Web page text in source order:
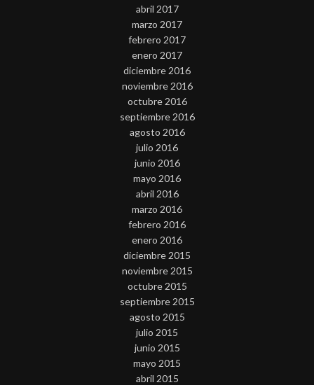
abril 2017
marzo 2017
febrero 2017
enero 2017
diciembre 2016
noviembre 2016
octubre 2016
septiembre 2016
agosto 2016
julio 2016
junio 2016
mayo 2016
abril 2016
marzo 2016
febrero 2016
enero 2016
diciembre 2015
noviembre 2015
octubre 2015
septiembre 2015
agosto 2015
julio 2015
junio 2015
mayo 2015
abril 2015